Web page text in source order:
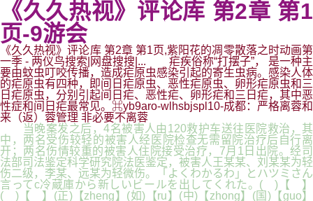
《久久热视》评论库 第2章 第1
页-9游会
《久久热视》评论库 第2章 第1页,紫阳花的凋零散落之时动画第
一季 - 两仪鸟搜索|网盘搜搜|... 疟疾俗称“打摆子”， 是一种主
要由蚊虫叮咬传播，造成疟原虫感染引起的寄生虫病。感染人体
的疟原虫有四种，即间日疟原虫、恶性疟原虫、卵形疟原虫和三
日疟原虫，分别引起间日疟、恶性疟、卵形疟和三日疟，其中恶
性症和间日疟最常见。⌘yb9aro-wlhsbjspl10-成都：严格离蓉和
来（返）蓉管理 非必要不离蓉
当晚案发之后，4名被害人由120救护车送往医院救治，其
中，两名受伤较轻的被害人经医院检查无需留院治疗后自行离
开；两名伤情较重的被害人住院接受治疗，7月1日出院。经司
法部司法鉴定科学研究院法医鉴定，被害人王某某、刘某某为轻
伤二级，李某、远某为轻微伤。「よくわかるわ」とハツミさん
言ってc冷蔵庫から新しいビールを出してくれた。( )【 】
( )【 】(正)【zheng】(如)【ru】(中)【zhong】(国)【guo】